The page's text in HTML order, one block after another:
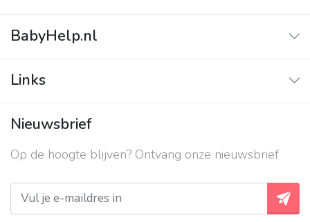
BabyHelp.nl
Vraag & Antwoord
Links
Contact
Over ons
Privacy beleid
Nieuwsbrief
Op de hoogte blijven? Ontvang onze nieuwsbrief